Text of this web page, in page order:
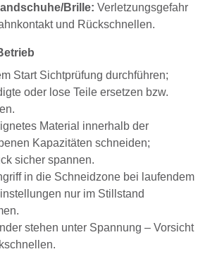
Brille: Verletzungsgefahr
und Rückschnellen.
Start Sichtprüfung durchführen;
oder lose Teile ersetzen bzw.
Material innerhalb der
Kapazitäten schneiden;
sicher spannen.
in die Schneidzone bei laufendem
nur im Stillstand
stehen unter Spannung – Vorsicht